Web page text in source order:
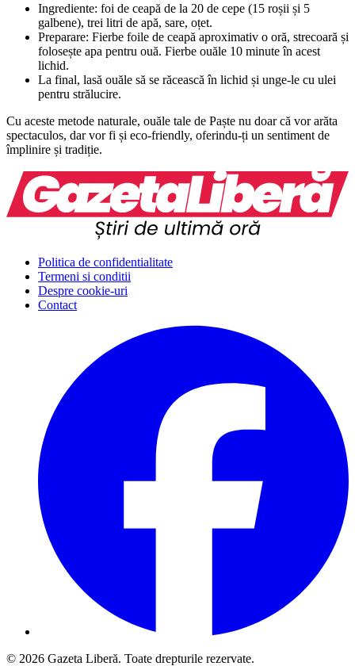
Ingrediente: foi de ceapă de la 20 de cepe (15 roșii și 5
galbene), trei litri de apă, sare, oțet.
Preparare: Fierbe foile de ceapă aproximativ o oră, strecoară și
folosește apa pentru ouă. Fierbe ouăle 10 minute în acest
lichid.
La final, lasă ouăle să se răcească în lichid și unge-le cu ulei
pentru strălucire.
Cu aceste metode naturale, ouăle tale de Paște nu doar că vor arăta
spectaculos, dar vor fi și eco-friendly, oferindu-ți un sentiment de
împlinire și tradiție.
Politica de confidentialitate
Termeni si conditii
Despre cookie-uri
Contact
© 2026 Gazeta Liberă. Toate drepturile rezervate.